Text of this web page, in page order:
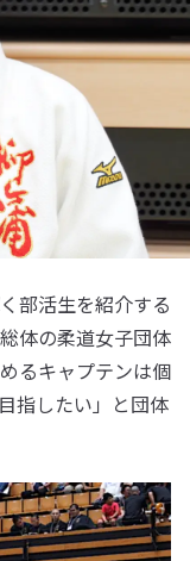
部活生を紹介する
体の柔道女子団体
るキャプテンは個
指したい」と団体